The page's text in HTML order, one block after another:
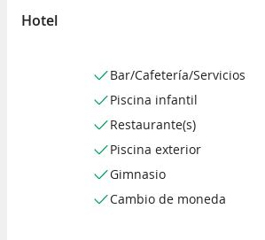
Hotel
Bar/Cafetería/Servicios
Piscina infantil
Restaurante(s)
Piscina exterior
Gimnasio
Cambio de moneda